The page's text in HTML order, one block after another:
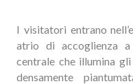
I visitatori entrano
atrio di accoglienza
centrale che illumina
densamente